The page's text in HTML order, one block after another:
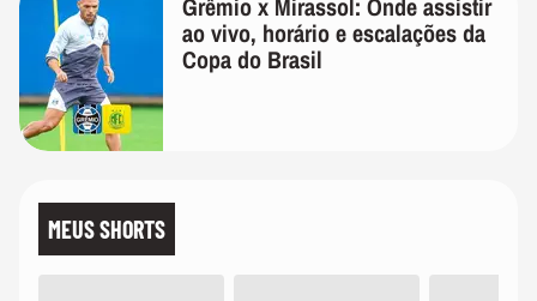
Grêmio x Mirassol: Onde assistir
ao vivo, horário e escalações da
Copa do Brasil
MEUS SHORTS